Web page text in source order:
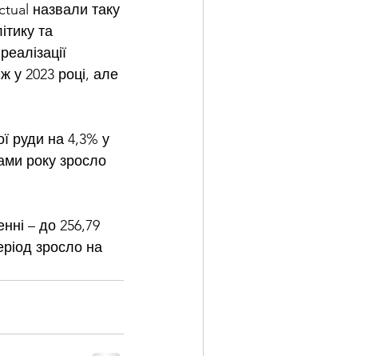
назвали таку
та
у 2023 році, але
руди на 4,3% у
року зросло
– до 256,79
зросло на